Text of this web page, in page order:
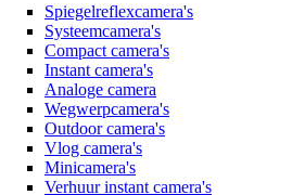
Spiegelreflexcamera's
Systeemcamera's
Compact camera's
Instant camera's
Analoge camera
Wegwerpcamera's
Outdoor camera's
Vlog camera's
Minicamera's
Verhuur instant camera's